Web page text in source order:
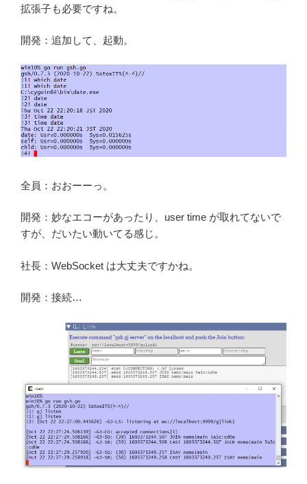
拡張子も必要ですね。
開発：追加して、起動。
全員：おおーーっ。
開発：妙なエコーがあったり、user time が取れてないで
すが、だいたい動いてる感じ。
社長：WebSocket は大丈夫ですかね。
開発：接続…